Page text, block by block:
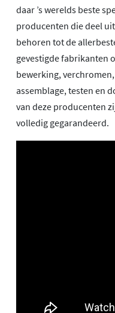
daar ’s werelds beste
producenten die deel
behoren tot de
gevestigde fabrikanten
bewerking,
assemblage, testen en
van deze producenten
volledig gegarandeerd.